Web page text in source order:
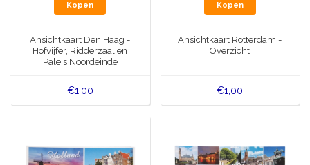
Kopen
Ansichtkaart Den Haag -
Hofvijfer, Ridderzaal en
Paleis Noordeinde
€1,00
Kopen
Ansichtkaart Rotterdam -
Overzicht
€1,00